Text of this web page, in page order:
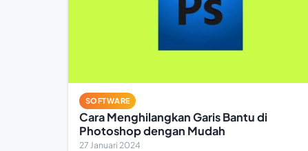
SOFTWARE
Cara Menghilangkan Garis Bantu di
Photoshop dengan Mudah
27 Januari 2024